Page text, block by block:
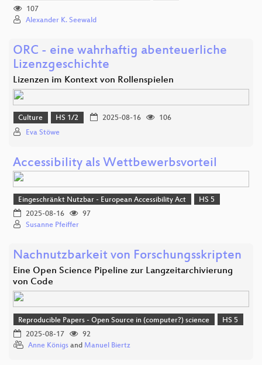
107
Alexander K. Seewald
ORC - eine wahrhaftig abenteuerliche
Lizenzgeschichte
Lizenzen im Kontext von Rollenspielen
Culture HS 1/2 2025-08-16
106
Eva Stöwe
Accessibility als Wettbewerbsvorteil
Eingeschränkt Nutzbar - European Accessibility Act
HS 5
2025-08-16
97
Susanne Pfeiffer
Nachnutzbarkeit von Forschungsskripten
Eine Open Science Pipeline zur Langzeitarchivierung
von Code
Reproducible Papers - Open Source in (computer?) science
HS 5
2025-08-17
92
Anne Königs and Manuel Biertz